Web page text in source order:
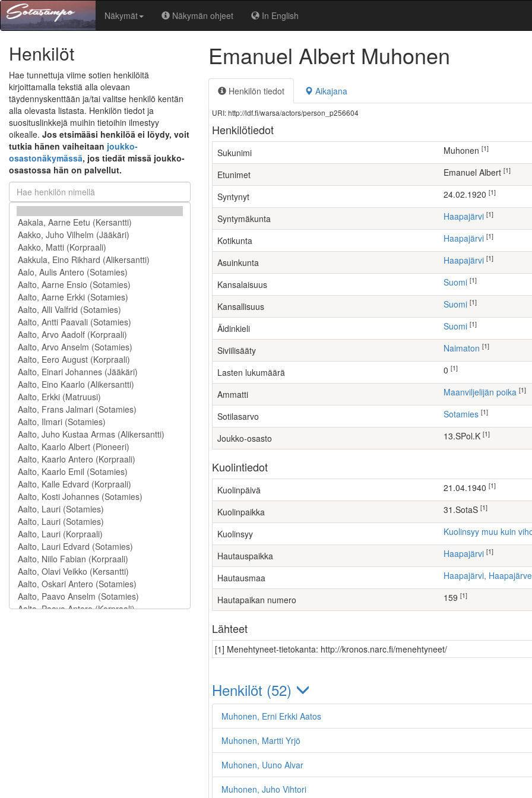
Näkymät Näkymän ohjeet In English
Henkilöt
Hae tunnettuja viime sotien henkilöitä
kirjoittamalla tekstiä alla olevaan
täydennyskenttään ja/tai valitse henkilö kentän
alla olevasta listasta. Henkilön tiedot ja
suosituslinkkejä muihin tietoihin ilmestyy
oikealle. Jos etsimääsi henkilöä ei löydy, voit
tutkia hänen vaiheitaan joukko-
osastonäkymässä, jos tiedät missä joukko-
osastossa hän on palvellut.
Emanuel Albert Muhonen
Henkilön tiedot Aikajana
URI: http://ldf.fi/warsa/actors/person_p256604
Henkilötiedot
Sukunimi Muhonen [1]
Etunimet Emanuel Albert [1]
Syntynyt 24.02.1920 [1]
Syntymäkunta Haapajärvi [1]
Kotikunta Haapajärvi [1]
Asuinkunta Haapajärvi [1]
Kansalaisuus Suomi [1]
Kansallisuus Suomi [1]
Äidinkieli Suomi [1]
Siviilisääty Naimaton [1]
Lasten lukumäärä [1]
Ammatti maanviljelijän poika [1]
Sotilasarvo Sotamies [1]
Joukko-osasto 13.SPol.K [1]
Kuolintiedot
Kuolinpäivä 21.04.1940 [1]
Kuolinpaikka 31.SotaS [1]
Kuolinsyy Kuolinsyy muu kuin
Hautauspaikka Haapajärvi [1]
Hautausmaa Haapajärvi,
Hautapaikan numero 159 [1]
Lähteet
[1] Menehtyneet-tietokanta: http://kronos.narc.fi/menehtyneet/
Henkilöt (52)
Muhonen, Erni Erkki Aatos
Muhonen, Martti Yrjö
Muhonen, Uuno Alvar
Muhonen, Juho Vihtori